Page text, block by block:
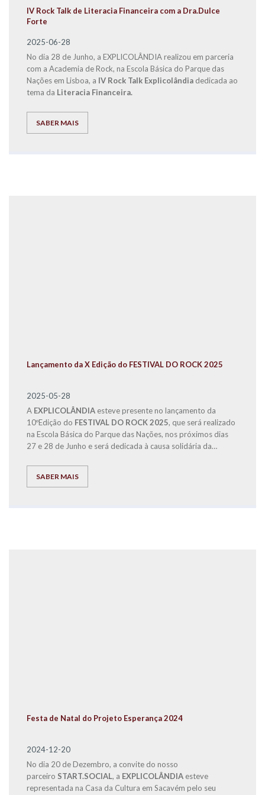
IV Rock Talk de Literacia Financeira com a Dra.Dulce
Forte
2025-06-28
No dia 28 de Junho, a EXPLICOLÂNDIA realizou em parceria
com a Academia de Rock, na Escola Básica do Parque das
Nações em Lisboa, a IV Rock Talk Explicolândia dedicada ao
tema da Literacia Financeira.
SABER MAIS
Lançamento da X Edição do FESTIVAL DO ROCK 2025
2025-05-28
A EXPLICOLÂNDIA esteve presente no lançamento da
10ºEdição do FESTIVAL DO ROCK 2025, que será realizado
na Escola Básica do Parque das Nações, nos próximos dias
27 e 28 de Junho e será dedicada à causa solidária da
SABER MAIS
Festa de Natal do Projeto Esperança 2024
2024-12-20
No dia 20 de Dezembro, a convite do nosso
parceiro START.SOCIAL, a EXPLICOLÂNDIA esteve
representada na Casa da Cultura em Sacavém pelo seu